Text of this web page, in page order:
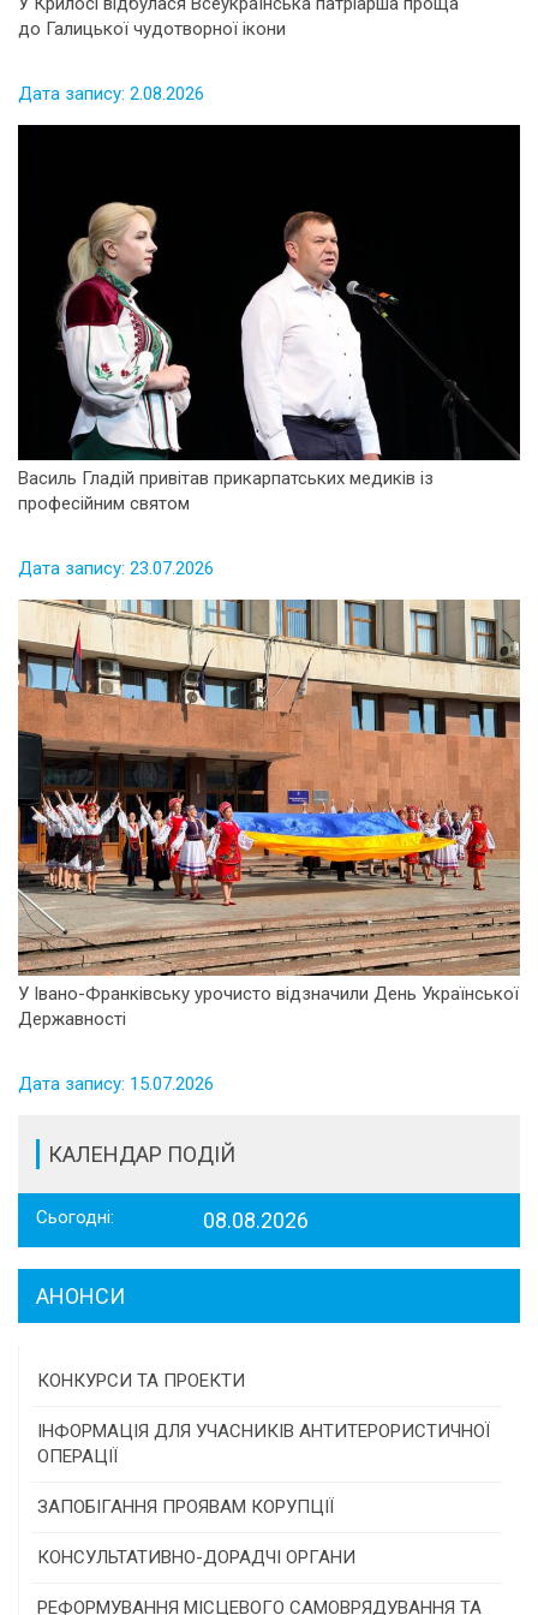
до Галицької чудотворної ікони
Дата запису: 2.08.2026
Василь Гладій привітав прикарпатських медиків із
професійним святом
Дата запису: 23.07.2026
У Івано-Франківську урочисто відзначили День Української
Державності
Дата запису: 15.07.2026
КАЛЕНДАР ПОДІЙ
Сьогодні: 08.08.2026
АНОНСИ
КОНКУРСИ ТА ПРОЕКТИ
Конкурс проектів та програм місцевого
самоврядування
Конкурс інститутів громадянського суспільства
Програми/конкурси МТД
ІНФОРМАЦІЯ ДЛЯ УЧАСНИКІВ АНТИТЕРОРИСТИЧНОЇ
ОПЕРАЦІЇ
ЗАПОБІГАННЯ ПРОЯВАМ КОРУПЦІЇ
КОНСУЛЬТАТИВНО-ДОРАДЧІ ОРГАНИ
Консультативна рада
РЕФОРМУВАННЯ МІСЦЕВОГО САМОВРЯДУВАННЯ ТА